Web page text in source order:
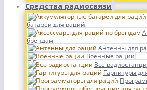
Средства радиосвязи
батареи для раций
брендам
Антенны для
Военные рации
Все
Гарнитуры